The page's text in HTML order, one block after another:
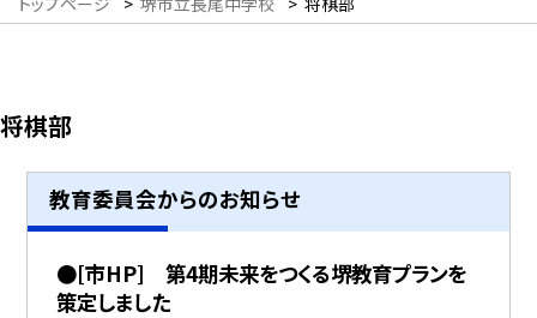
将棋部
教育委員会からのお知らせ
●[市HP] 第4期未来をつくる堺教育プランを
策定しました